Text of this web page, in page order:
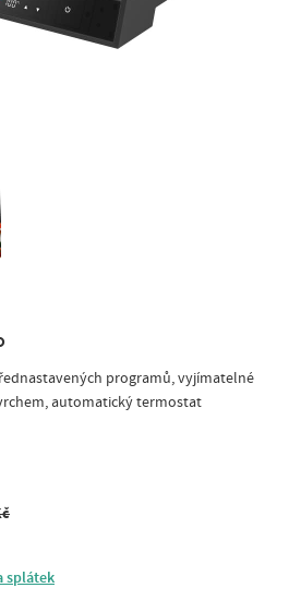
programů, vyjímatelné
automatický termostat
splátek